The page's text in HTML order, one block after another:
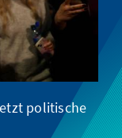
politische